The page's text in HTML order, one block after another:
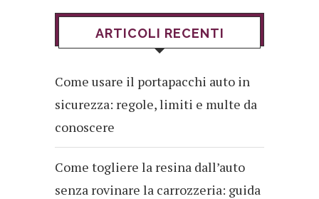
ARTICOLI RECENTI
Come usare il portapacchi auto in
sicurezza: regole, limiti e multe da
conoscere
Come togliere la resina dall’auto
senza rovinare la carrozzeria: guida